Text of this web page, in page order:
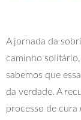
A jornada da
caminho
sabemos que
da verdade. A
processo de